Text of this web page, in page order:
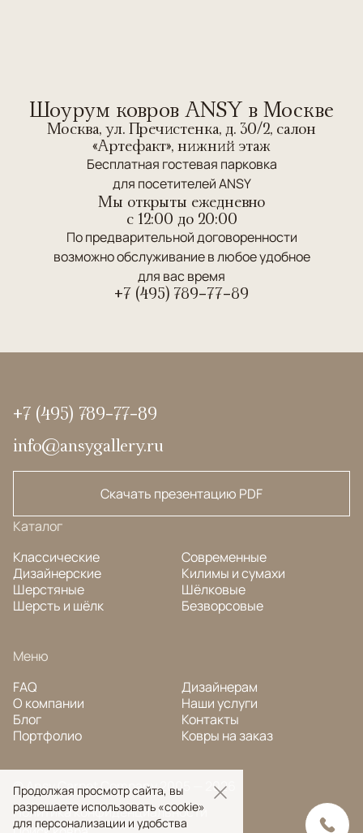
Шоурум ковров ANSY в Москве
Москва, ул. Пречистенка, д. 30/2, салон
«Артефакт», нижний этаж
Бесплатная гостевая парковка
для посетителей ANSY
Мы открыты ежедневно
c 12:00 до 20:00
По предварительной договоренности
возможно обслуживание в любое удобное
для вас время
+7 (495) 789-77-89
+7 (495) 789-77-89
info@ansygallery.ru
Скачать презентацию PDF
Каталог
Классические
Дизайнерские
Шерстяные
Шерсть и шёлк
Современные
Килимы и сумахи
Шёлковые
Безворсовые
Меню
FAQ
О компании
Блог
Портфолио
Дизайнерам
Наши услуги
Контакты
Ковры на заказ
© Ansy Carpet Company 2005 — 2026
Политика конфиденциальности
Продолжая просмотр сайта, вы
разрешаете использовать «cookie»
для персонализации и удобства